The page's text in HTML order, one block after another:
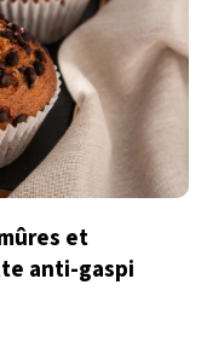
et
anti-gaspi